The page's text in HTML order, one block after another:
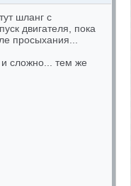
шланг с
двигателя, пока
просыхания...
и сложно... тем же